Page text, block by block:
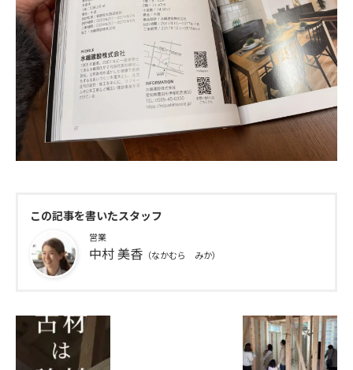
この記事を書いたスタッフ
営業
中村 美香 （なかむら みか）